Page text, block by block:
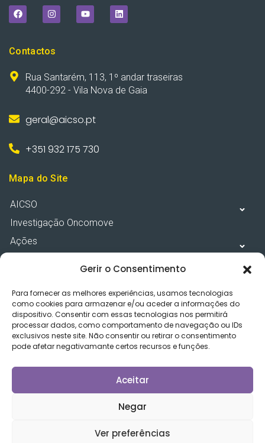
Gerir o Consentimento
Para fornecer as melhores experiências, usamos tecnologias
como cookies para armazenar e/ou aceder a informações do
dispositivo. Consentir com essas tecnologias nos permitirá
processar dados, como comportamento de navegação ou IDs
exclusivos neste site. Não consentir ou retirar o consentimento
pode afetar negativamante certos recursos e funções.
Aceitar
Negar
Ver preferências
Contactos
Rua Santarém, 113, 1º andar traseiras
4400-292 - Vila Nova de Gaia
geral@aicso.pt
+351 932 175 730
Mapa do Site
AICSO
Investigação Oncomove
Ações
Contactos
Políticas
Política de Privacidade
Cookies
Termos e Condições
Resolução de litígios / Livro de Reclamações